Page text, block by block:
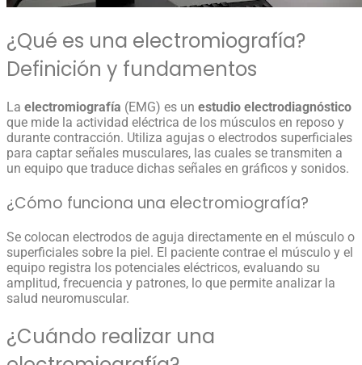
¿Qué es una electromiografía?
Definición y fundamentos
La electromiografía (EMG) es un estudio electrodiagnóstico
que mide la actividad eléctrica de los músculos en reposo y
durante contracción. Utiliza agujas o electrodos superficiales
para captar señales musculares, las cuales se transmiten a
un equipo que traduce dichas señales en gráficos y sonidos.
¿Cómo funciona una electromiografía?
Se colocan electrodos de aguja directamente en el músculo o
superficiales sobre la piel. El paciente contrae el músculo y el
equipo registra los potenciales eléctricos, evaluando su
amplitud, frecuencia y patrones, lo que permite analizar la
salud neuromuscular.
¿Cuándo realizar una